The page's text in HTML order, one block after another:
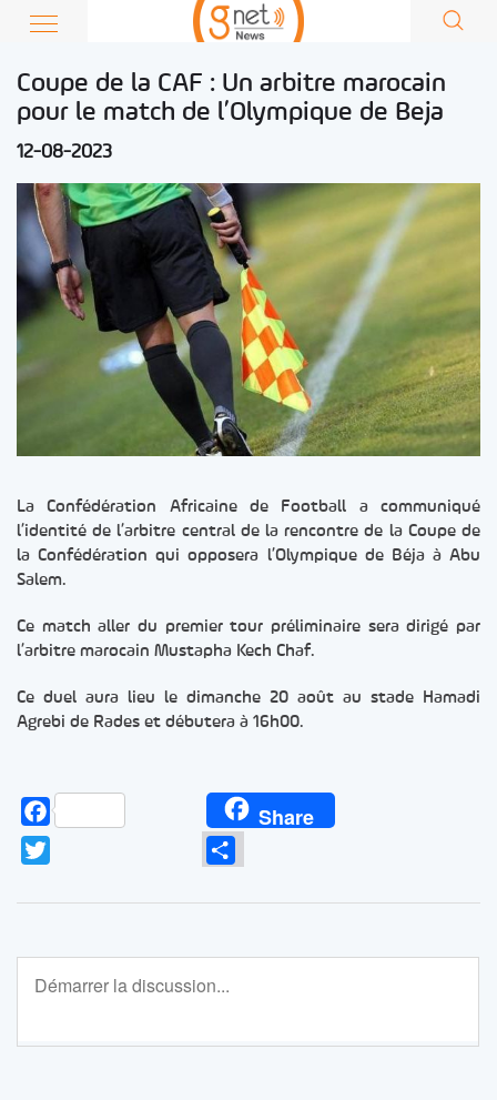
Coupe de la CAF : Un arbitre marocain
pour le match de l’Olympique de Beja
12-08-2023
La Confédération Africaine de Football a communiqué
l’identité de l’arbitre central de la rencontre de la Coupe de
la Confédération qui opposera l’Olympique de Béja à Abu
Salem.
Ce match aller du premier tour préliminaire sera dirigé par
l’arbitre marocain Mustapha Kech Chaf.
Ce duel aura lieu le dimanche 20 août au stade Hamadi
Agrebi de Rades et débutera à 16h00.
Facebook Share
Partager